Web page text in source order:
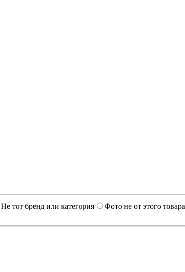
Не тот бренд или категория Фото не от этого товара